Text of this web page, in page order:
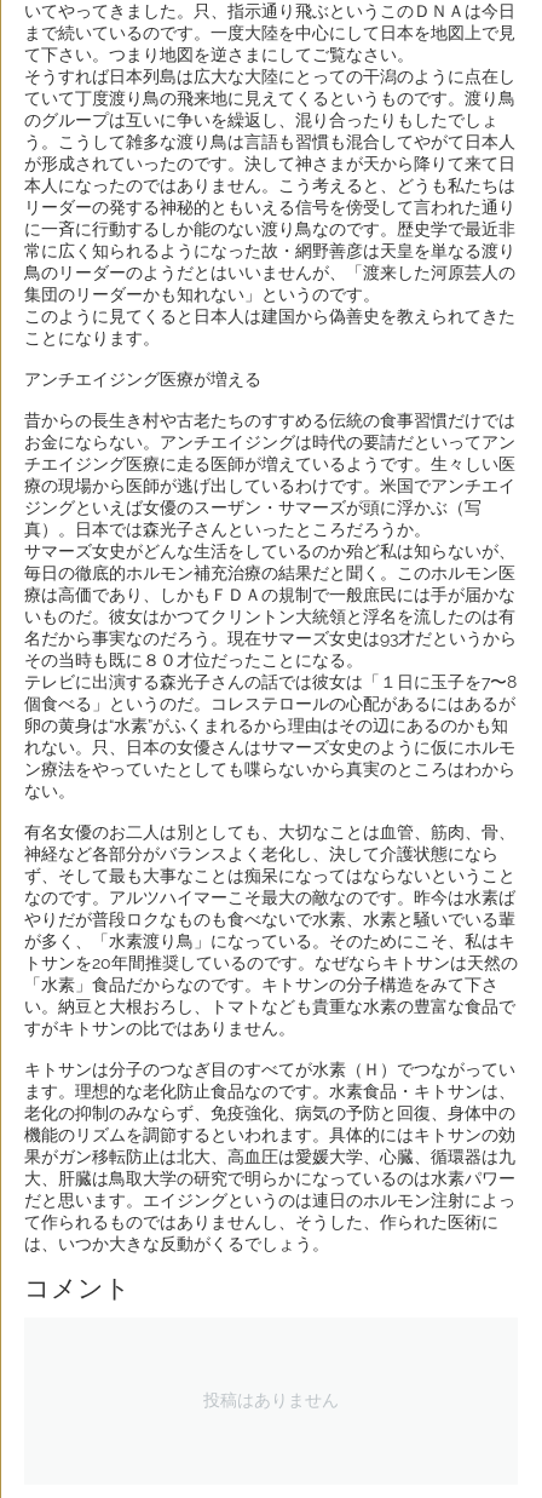
いてやってきました。只、指示通り飛ぶというこのＤＮＡは今日
まで続いているのです。一度大陸を中心にして日本を地図上で見
て下さい。つまり地図を逆さまにしてご覧なさい。
そうすれば日本列島は広大な大陸にとっての干潟のように点在し
ていて丁度渡り鳥の飛来地に見えてくるというものです。渡り鳥
のグループは互いに争いを繰返し、混り合ったりもしたでしょ
う。こうして雑多な渡り鳥は言語も習慣も混合してやがて日本人
が形成されていったのです。決して神さまが天から降りて来て日
本人になったのではありません。こう考えると、どうも私たちは
リーダーの発する神秘的ともいえる信号を傍受して言われた通り
に一斉に行動するしか能のない渡り鳥なのです。歴史学で最近非
常に広く知られるようになった故・網野善彦は天皇を単なる渡り
鳥のリーダーのようだとはいいませんが、「渡来した河原芸人の
集団のリーダーかも知れない」というのです。
このように見てくると日本人は建国から偽善史を教えられてきた
ことになります。
アンチエイジング医療が増える
昔からの長生き村や古老たちのすすめる伝統の食事習慣だけでは
お金にならない。アンチエイジングは時代の要請だといってアン
チエイジング医療に走る医師が増えているようです。生々しい医
療の現場から医師が逃げ出しているわけです。米国でアンチエイ
ジングといえば女優のスーザン・サマーズが頭に浮かぶ（写
真）。日本では森光子さんといったところだろうか。
サマーズ女史がどんな生活をしているのか殆ど私は知らないが、
毎日の徹底的ホルモン補充治療の結果だと聞く。このホルモン医
療は高価であり、しかもＦＤＡの規制で一般庶民には手が届かな
いものだ。彼女はかつてクリントン大統領と浮名を流したのは有
名だから事実なのだろう。現在サマーズ女史は93才だというから
その当時も既に８０才位だったことになる。
テレビに出演する森光子さんの話では彼女は「１日に玉子を7〜8
個食べる」というのだ。コレステロールの心配があるにはあるが
卵の黄身は“水素”がふくまれるから理由はその辺にあるのかも知
れない。只、日本の女優さんはサマーズ女史のように仮にホルモ
ン療法をやっていたとしても喋らないから真実のところはわから
ない。
有名女優のお二人は別としても、大切なことは血管、筋肉、骨、
神経など各部分がバランスよく老化し、決して介護状態になら
ず、そして最も大事なことは痴呆になってはならないということ
なのです。アルツハイマーこそ最大の敵なのです。昨今は水素ば
やりだが普段ロクなものも食べないで水素、水素と騒いでいる輩
が多く、「水素渡り鳥」になっている。そのためにこそ、私はキ
トサンを20年間推奨しているのです。なぜならキトサンは天然の
「水素」食品だからなのです。キトサンの分子構造をみて下さ
い。納豆と大根おろし、トマトなども貴重な水素の豊富な食品で
すがキトサンの比ではありません。
キトサンは分子のつなぎ目のすべてが水素（Ｈ）でつながってい
ます。理想的な老化防止食品なのです。水素食品・キトサンは、
老化の抑制のみならず、免疫強化、病気の予防と回復、身体中の
機能のリズムを調節するといわれます。具体的にはキトサンの効
果がガン移転防止は北大、高血圧は愛媛大学、心臓、循環器は九
大、肝臓は鳥取大学の研究で明らかになっているのは水素パワー
だと思います。エイジングというのは連日のホルモン注射によっ
て作られるものではありませんし、そうした、作られた医術に
は、いつか大きな反動がくるでしょう。
コメント
投稿はありません